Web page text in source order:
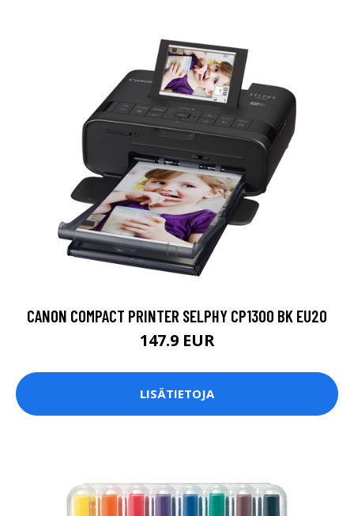
CANON COMPACT PRINTER SELPHY CP1300 BK EU20
147.9 EUR
LISÄTIETOJA